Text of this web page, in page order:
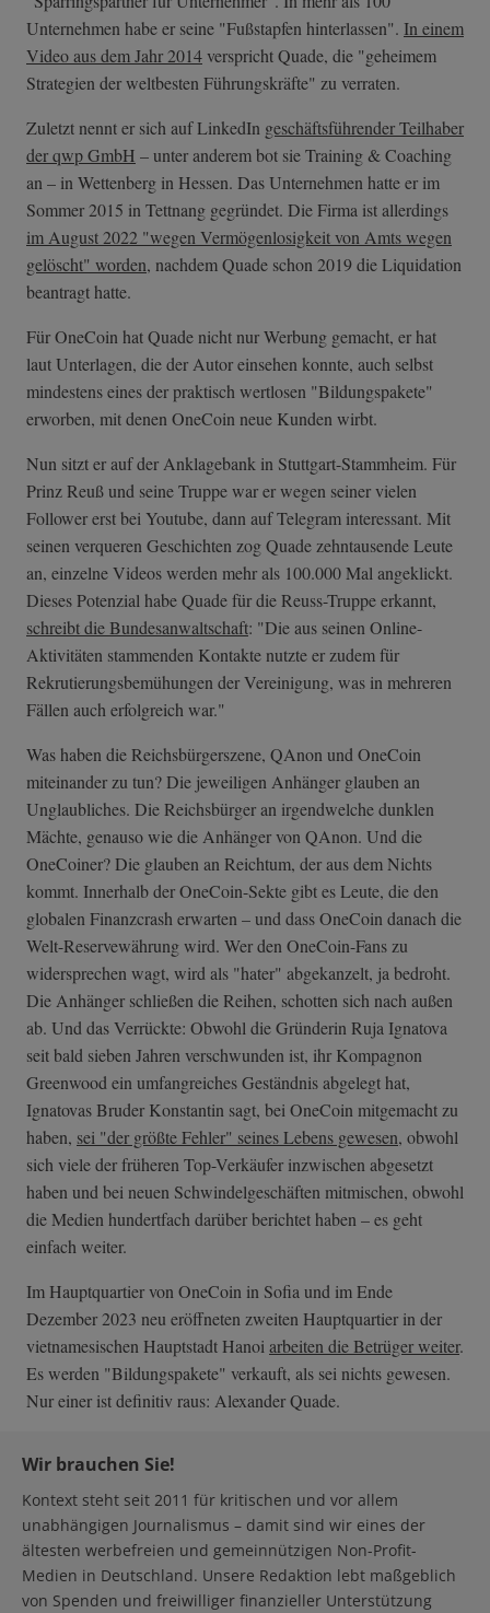
Unternehmen habe er seine "Fußstapfen hinterlassen". In einem
Video aus dem Jahr 2014verspricht Quade, die "geheimem
Strategien der weltbesten Führungskräfte" zu verraten.
Zuletzt nennt er sich auf LinkedIn geschäftsführender Teilhaber
der qwp GmbH – unter anderem bot sie Training & Coaching
an – in Wettenberg in Hessen. Das Unternehmen hatte er im
Sommer 2015 in Tettnang gegründet. Die Firma ist allerdings
im August 2022 "wegen Vermögenlosigkeit von Amts wegen
gelöscht" worden, nachdem Quade schon 2019 die Liquidation
beantragt hatte.
Für OneCoin hat Quade nicht nur Werbung gemacht, er hat
laut Unterlagen, die der Autor einsehen konnte, auch selbst
mindestens eines der praktisch wertlosen "Bildungspakete"
erworben, mit denen OneCoin neue Kunden wirbt.
Nun sitzt er auf der Anklagebank in Stuttgart-Stammheim. Für
Prinz Reuß und seine Truppe war er wegen seiner vielen
Follower erst bei Youtube, dann auf Telegram interessant. Mit
seinen verqueren Geschichten zog Quade zehntausende Leute
an, einzelne Videos werden mehr als 100.000 Mal angeklickt.
Dieses Potenzial habe Quade für die Reuss-Truppe erkannt,
schreibt die Bundesanwaltschaft: "Die aus seinen Online-
Aktivitäten stammenden Kontakte nutzte er zudem für
Rekrutierungsbemühungen der Vereinigung, was in mehreren
Fällen auch erfolgreich war."
Was haben die Reichsbürgerszene, QAnon und OneCoin
miteinander zu tun? Die jeweiligen Anhänger glauben an
Unglaubliches. Die Reichsbürger an irgendwelche dunklen
Mächte, genauso wie die Anhänger von QAnon. Und die
OneCoiner? Die glauben an Reichtum, der aus dem Nichts
kommt. Innerhalb der OneCoin-Sekte gibt es Leute, die den
globalen Finanzcrash erwarten – und dass OneCoin danach die
Welt-Reservewährung wird. Wer den OneCoin-Fans zu
widersprechen wagt, wird als "hater" abgekanzelt, ja bedroht.
Die Anhänger schließen die Reihen, schotten sich nach außen
ab. Und das Verrückte: Obwohl die Gründerin Ruja Ignatova
seit bald sieben Jahren verschwunden ist, ihr Kompagnon
Greenwood ein umfangreiches Geständnis abgelegt hat,
Ignatovas Bruder Konstantin sagt, bei OneCoin mitgemacht zu
haben, sei "der größte Fehler" seines Lebens gewesen, obwohl
sich viele der früheren Top-Verkäufer inzwischen abgesetzt
haben und bei neuen Schwindelgeschäften mitmischen, obwohl
die Medien hundertfach darüber berichtet haben – es geht
einfach weiter.
Im Hauptquartier von OneCoin in Sofia und im Ende
Dezember 2023 neu eröffneten zweiten Hauptquartier in der
vietnamesischen Hauptstadt Hanoiarbeiten die Betrüger weiter.
Es werden "Bildungspakete" verkauft, als sei nichts gewesen.
Nur einer ist definitiv raus: Alexander Quade.
Wir brauchen Sie!
Kontext steht seit 2011 für kritischen und vor allem
unabhängigen Journalismus – damit sind wir eines der
ältesten werbefreien und gemeinnützigen Non-Profit-
Medien in Deutschland. Unsere Redaktion lebt maßgeblich
von Spenden und freiwilliger finanzieller Unterstützung